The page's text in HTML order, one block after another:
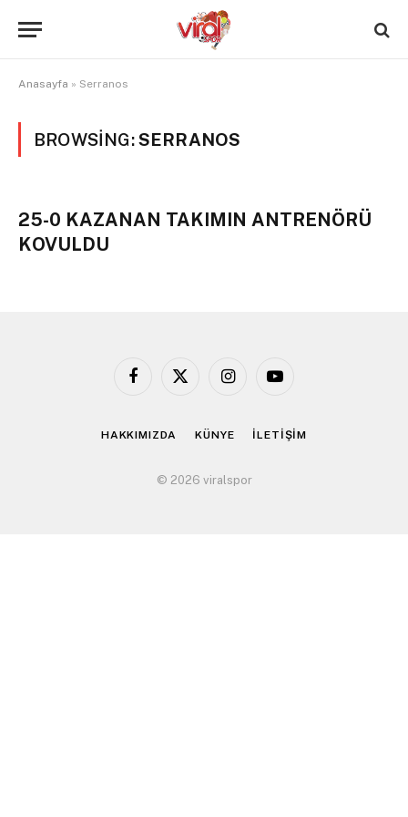
Anasayfa » Serranos
BROWSING:SERRANOS
25-0 KAZANAN TAKIMIN ANTRENÖRÜ
KOVULDU
Facebook
X
InstagramYouTube
HAKKIMIZDA KÜNYE İLETİŞİM
© 2026 viralspor